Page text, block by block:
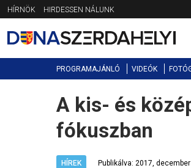
Jump
to
navigation
HÍRNÖK HIRDESSEN NÁLUNK
PROGRAMAJÁNLÓ VIDEÓK
Back
to
top
A kis- és
fókuszban
HÍREK Publikálva: 2017,